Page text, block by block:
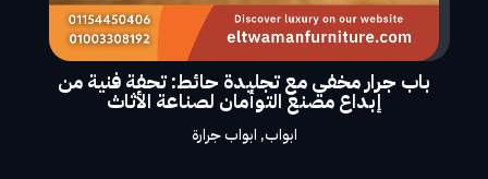
باب جرار مخفي مع تجليدة حائط: تحفة فنية من
إبداع مصنع التوأمان لصناعة الأثاث
ابواب, ابواب جرارة